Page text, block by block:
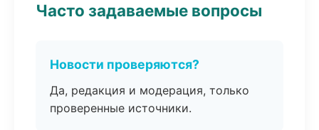
Часто задаваемые вопросы
Новости проверяются?
Да, редакция и модерация, только
проверенные источники.